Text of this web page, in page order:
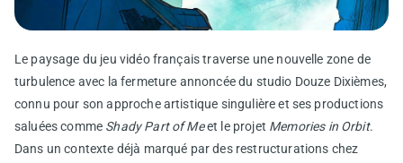
Le paysage du jeu vidéo français traverse une nouvelle zone de
turbulence avec la fermeture annoncée du studio Douze Dixièmes,
connu pour son approche artistique singulière et ses productions
saluées comme Shady Part of Meet le projet Memories in Orbit.
Dans un contexte déjà marqué par des restructurations chez